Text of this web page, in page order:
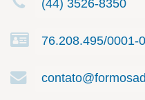
(44) 3526-8350
76.208.495/0001-